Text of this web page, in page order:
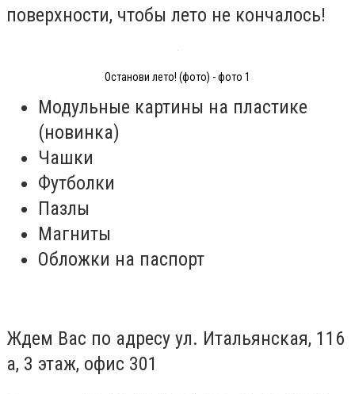
поверхности, чтобы лето не кончалось!
Останови лето! (фото) - фото 1
Модульные картины на пластике
(новинка)
Чашки
Футболки
Пазлы
Магниты
Обложки на паспорт
Ждем Вас по адресу ул. Итальянская, 116
а, 3 этаж, офис 301